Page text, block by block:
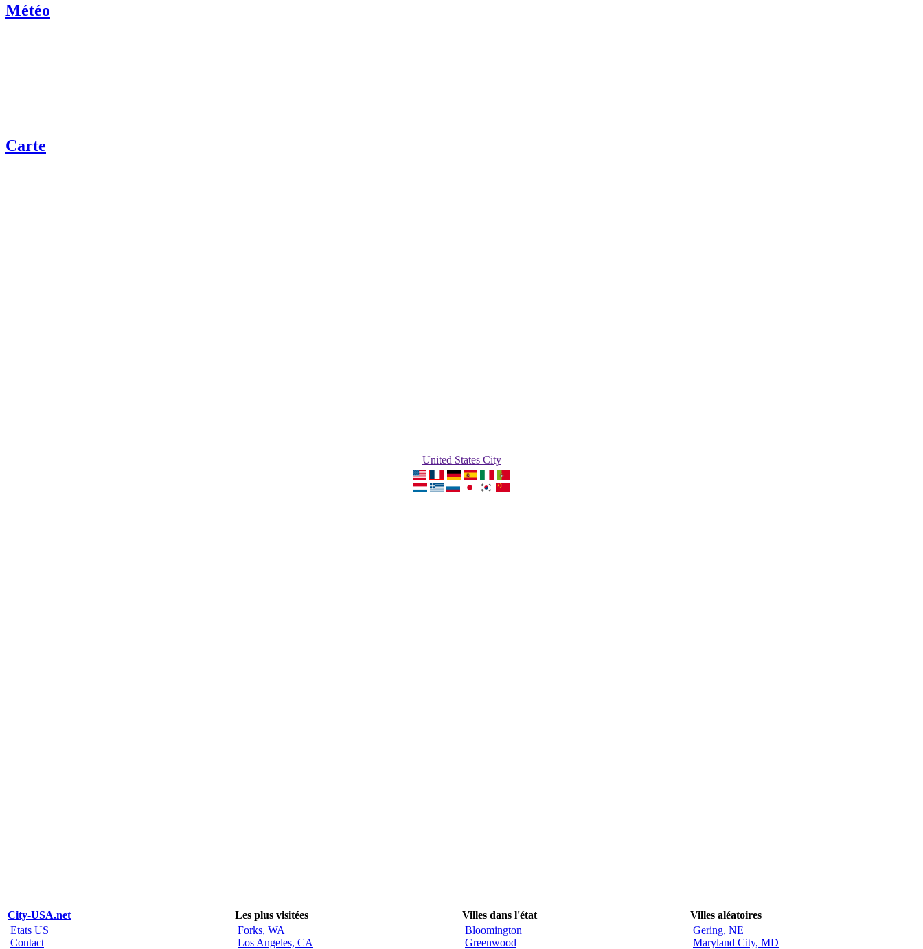
Météo
Carte
United States City
City-USA.net Les plus visitées Villes dans l'état
Villes aléatoires
Etats US
Contact
Forks, WA
Los Angeles, CA
Bloomington
Greenwood
Gering, NE
Maryland City, MD